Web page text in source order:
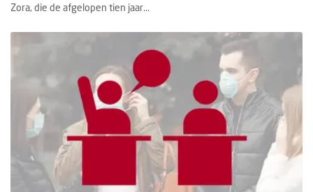
Zora, die de afgelopen tien jaar...